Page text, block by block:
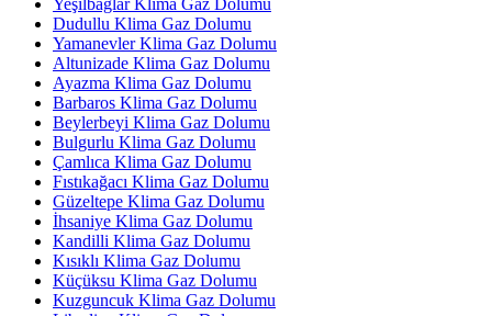
Yeşilbağlar Klima Gaz Dolumu
Dudullu Klima Gaz Dolumu
Yamanevler Klima Gaz Dolumu
Altunizade Klima Gaz Dolumu
Ayazma Klima Gaz Dolumu
Barbaros Klima Gaz Dolumu
Beylerbeyi Klima Gaz Dolumu
Bulgurlu Klima Gaz Dolumu
Çamlıca Klima Gaz Dolumu
Fıstıkağacı Klima Gaz Dolumu
Güzeltepe Klima Gaz Dolumu
İhsaniye Klima Gaz Dolumu
Kandilli Klima Gaz Dolumu
Kısıklı Klima Gaz Dolumu
Küçüksu Klima Gaz Dolumu
Kuzguncuk Klima Gaz Dolumu